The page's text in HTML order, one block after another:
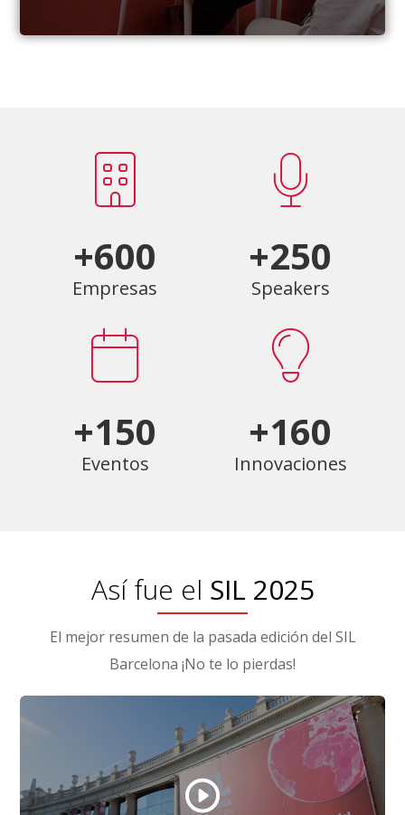
+600
Empresas
+250
Speakers
+150
Eventos
+160
Innovaciones
Así fue el SIL 2025
El mejor resumen de la pasada edición del SIL
Barcelona ¡No te lo pierdas!